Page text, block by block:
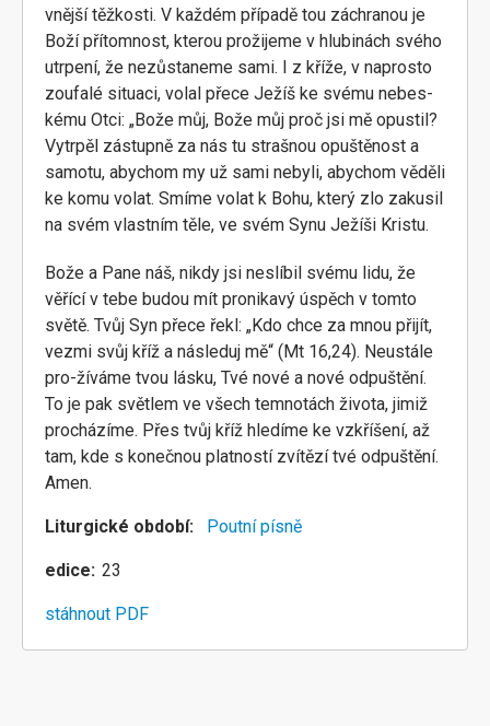
vnější těžkosti. V každém případě tou záchranou je
Boží přítomnost, kterou prožijeme v hlubinách svého
utrpení, že nezůstaneme sami. I z kříže, v naprosto
zoufalé situaci, volal přece Ježíš ke svému nebes-
kému Otci: „Bože můj, Bože můj proč jsi mě opustil?
Vytrpěl zástupně za nás tu strašnou opuštěnost a
samotu, abychom my už sami nebyli, abychom věděli
ke komu volat. Smíme volat k Bohu, který zlo zakusil
na svém vlastním těle, ve svém Synu Ježíši Kristu.
Bože a Pane náš, nikdy jsi neslíbil svému lidu, že
věřící v tebe budou mít pronikavý úspěch v tomto
světě. Tvůj Syn přece řekl: „Kdo chce za mnou přijít,
vezmi svůj kříž a následuj mě“ (Mt 16,24). Neustále
pro-žíváme tvou lásku, Tvé nové a nové odpuštění.
To je pak světlem ve všech temnotách života, jimiž
procházíme. Přes tvůj kříž hledíme ke vzkříšení, až
tam, kde s konečnou platností zvítězí tvé odpuštění.
Amen.
Liturgické období Poutní písně
edice 23
stáhnout PDF